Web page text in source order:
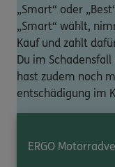
„Smart“ oder
„Smart“ wählt,
Kauf und zahlt
Du im
hast zudem noch
entschädigung im
ERGO